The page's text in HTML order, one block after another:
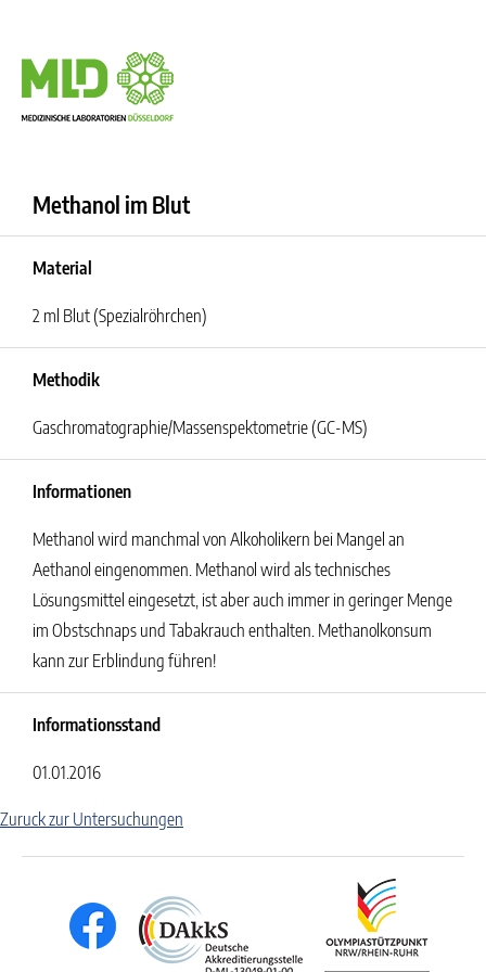
Methanol im Blut
Material
2 ml Blut (Spezialröhrchen)
Methodik
Gaschromatographie/Massenspektometrie (GC-MS)
Informationen
Methanol wird manchmal von Alkoholikern bei Mangel an
Aethanol eingenommen. Methanol wird als technisches
Lösungsmittel eingesetzt, ist aber auch immer in geringer Menge
im Obstschnaps und Tabakrauch enthalten. Methanolkonsum
kann zur Erblindung führen!
Informationsstand
01.01.2016
Zuruck zur Untersuchungen